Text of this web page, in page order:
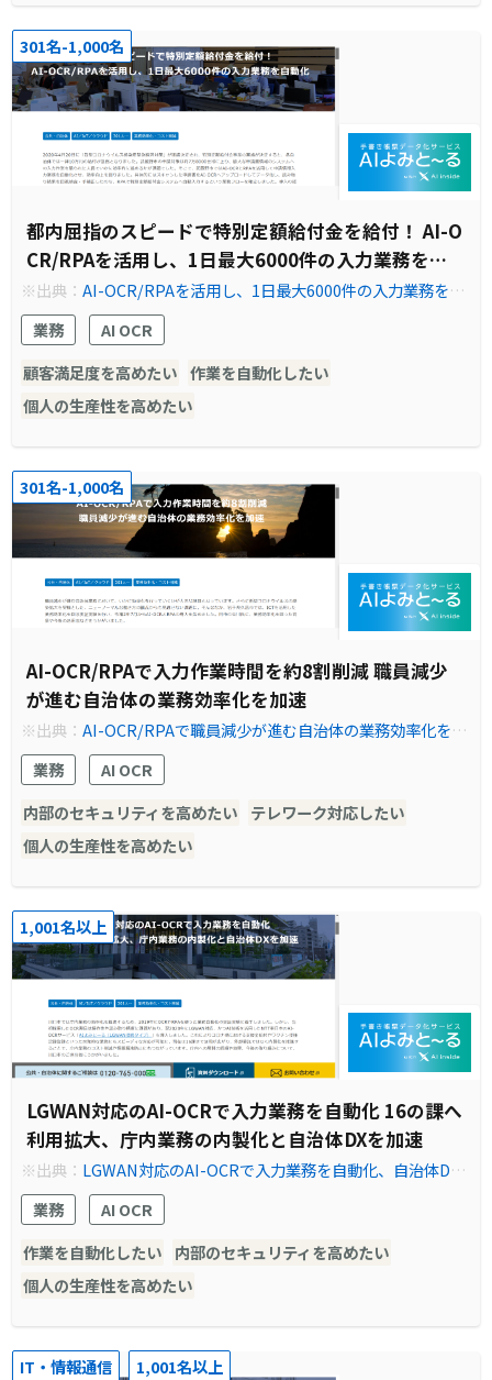
301名-1,000名
都内屈指のスピードで特別定額給付金を給付！ AI-O
CR/RPAを活用し、1日最大6000件の入力業務を自
動化
※出典：AI-OCR/RPAを活用し、1日最大6000件の入力業務を自
動化｜導入事例｜法人のお客さま｜NTT東日本
業務
AI OCR
顧客満足度を高めたい 作業を自動化したい
個人の生産性を高めたい
301名-1,000名
AI-OCR/RPAで入力作業時間を約8割削減 職員減少
が進む自治体の業務効率化を加速
※出典：AI-OCR/RPAで職員減少が進む自治体の業務効率化を加
速 | 導入事例 | 法人のお客さま | NTT東日本
業務
AI OCR
内部のセキュリティを高めたい
テレワーク対応したい
個人の生産性を高めたい
1,001名以上
LGWAN対応のAI-OCRで入力業務を自動化 16の課へ
利用拡大、庁内業務の内製化と自治体DXを加速
※出典： LGWAN対応のAI-OCRで入力業務を自動化、自治体DX
を加速｜導入事例｜法人のお客さま｜NTT東日本
業務
AI OCR
作業を自動化したい
内部のセキュリティを高めたい
個人の生産性を高めたい
IT・情報通信 1,001名以上